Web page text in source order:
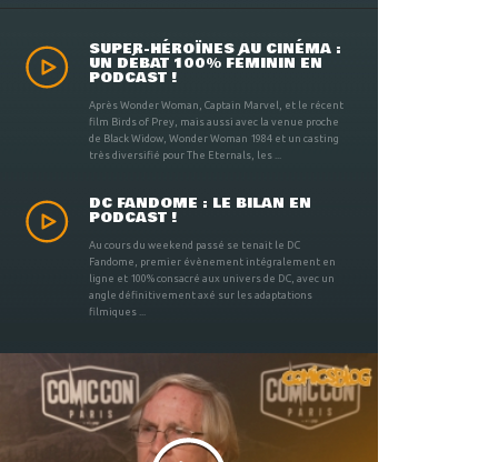
SUPER-HÉROÏNES AU CINÉMA :
UN DÉBAT 100% FÉMININ EN
PODCAST !
Après Wonder Woman, Captain Marvel, et le récent
film Birds of Prey, mais aussi avec la venue proche
de Black Widow, Wonder Woman 1984 et un casting
très diversifié pour The Eternals, les ...
DC FANDOME : LE BILAN EN
PODCAST !
Au cours du weekend passé se tenait le DC
Fandome, premier évènement intégralement en
ligne et 100% consacré aux univers de DC, avec un
angle définitivement axé sur les adaptations
filmiques ...